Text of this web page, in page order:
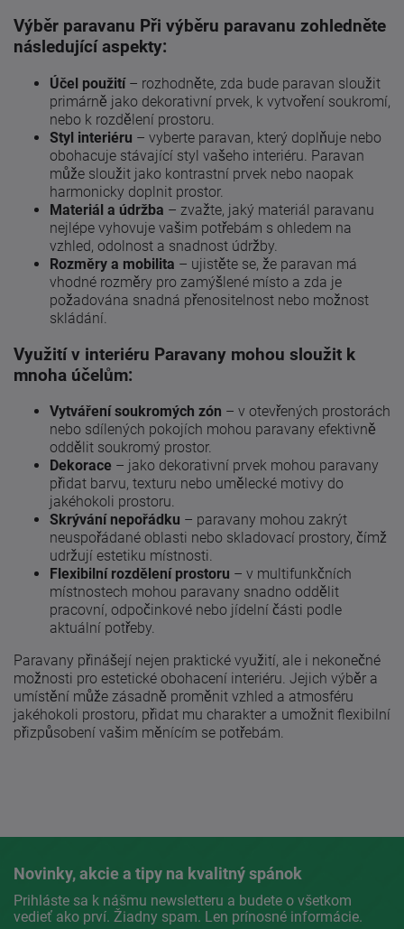
Výběr paravanu Při výběru paravanu zohledněte
následující aspekty:
Účel použití– rozhodněte, zda bude paravan sloužit
primárně jako dekorativní prvek, k vytvoření soukromí,
nebo k rozdělení prostoru.
Styl interiéru – vyberte paravan, který doplňuje nebo
obohacuje stávající styl vašeho interiéru. Paravan
může sloužit jako kontrastní prvek nebo naopak
harmonicky doplnit prostor.
Materiál a údržba – zvažte, jaký materiál paravanu
nejlépe vyhovuje vašim potřebám s ohledem na
vzhled, odolnost a snadnost údržby.
Rozměry a mobilita – ujistěte se, že paravan má
vhodné rozměry pro zamýšlené místo a zda je
požadována snadná přenositelnost nebo možnost
skládání.
Využití v interiéru Paravany mohou sloužit k
mnoha účelům:
Vytváření soukromých zón – v otevřených prostorách
nebo sdílených pokojích mohou paravany efektivně
oddělit soukromý prostor.
Dekorace – jako dekorativní prvek mohou paravany
přidat barvu, texturu nebo umělecké motivy do
jakéhokoli prostoru.
Skrývání nepořádku – paravany mohou zakrýt
neuspořádané oblasti nebo skladovací prostory, čímž
udržují estetiku místnosti.
Flexibilní rozdělení prostoru – v multifunkčních
místnostech mohou paravany snadno oddělit
pracovní, odpočinkové nebo jídelní části podle
aktuální potřeby.
Paravany přinášejí nejen praktické využití, ale i nekonečné
možnosti pro estetické obohacení interiéru. Jejich výběr a
umístění může zásadně proměnit vzhled a atmosféru
jakéhokoli prostoru, přidat mu charakter a umožnit flexibilní
přizpůsobení vašim měnícím se potřebám.
Novinky, akcie a tipy na kvalitný spánok
Prihláste sa k nášmu newsletteru a budete o všetkom
vedieť ako prví. Žiadny spam. Len prínosné informácie.